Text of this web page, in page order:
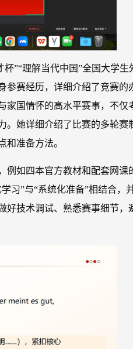
”“理解当代中国”全国大学生
参赛经历，详细介绍了竞赛的
家国情怀的高水平赛事，不仅
。她详细介绍了比赛的多轮赛
和准备方法。
如四本官方教材和配套网课
习”与“系统化准备”相结合，
好技术调试、熟悉赛事细节，